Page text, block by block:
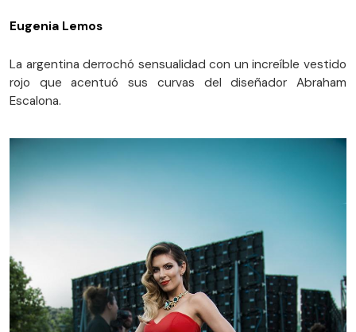
Eugenia Lemos
La argentina derrochó sensualidad con un increíble vestido
rojo que acentuó sus curvas del diseñador Abraham
Escalona.